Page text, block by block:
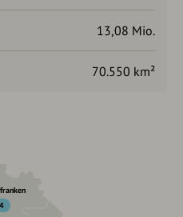
13,08 Mio.
70.550 km²